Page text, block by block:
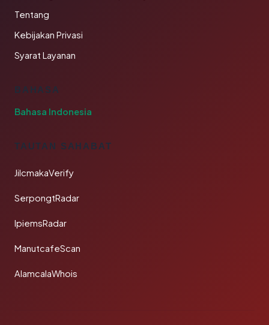
Tentang
Kebijakan Privasi
Syarat Layanan
BAHASA
Bahasa Indonesia
TAUTAN SAHABAT
JilcmakaVerify
SerpongtRadar
IpiemsRadar
ManutcafeScan
AlamcalaWhois